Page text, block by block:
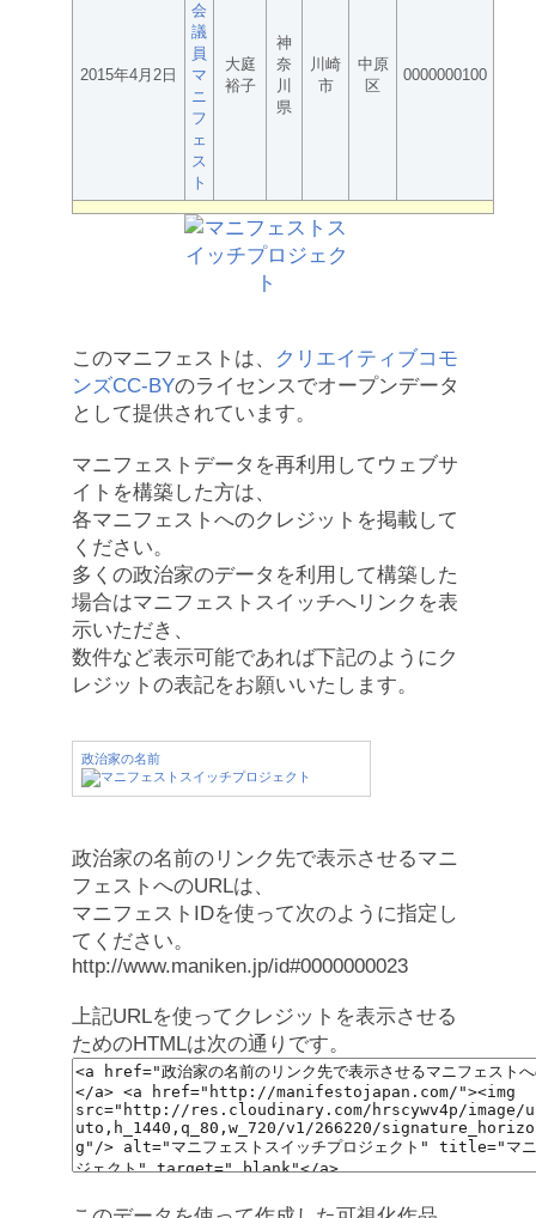
2015年4月2日
会
議
員
マ
ニ
フ
ェ
ス
ト
大庭
裕子
神
奈
川
県
川崎
市
中原
区
0000000100
このマニフェストは、
クリエイティブコモ
ンズCC-BYのライセンスでオープンデータ
として提供されています。
マニフェストデータを再利用してウェブサ
イトを構築した方は、
各マニフェストへのクレジットを掲載して
ください。
多くの政治家のデータを利用して構築した
場合はマニフェストスイッチへリンクを表
示いただき、
数件など表示可能であれば下記のようにク
レジットの表記をお願いいたします。
政治家の名前
政治家の名前のリンク先で表示させるマニ
フェストへのURLは、
マニフェストIDを使って次のように指定し
てください。
http://www.maniken.jp/id#0000000023
上記URLを使ってクレジットを表示させる
ためのHTMLは次の通りです。